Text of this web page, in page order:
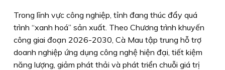
Trong lĩnh vực công nghiệp, tỉnh đang thúc đẩy quá
trình “xanh hoá” sản xuất. Theo Chương trình khuyến
công giai đoạn 2026-2030, Cà Mau tập trung hỗ trợ
doanh nghiệp ứng dụng công nghệ hiện đại, tiết kiệm
năng lượng, giảm phát thải và phát triển chuỗi giá trị